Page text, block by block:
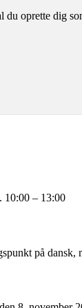
du oprette dig
10:00 – 13:00
på